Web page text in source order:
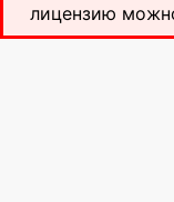
лицензию